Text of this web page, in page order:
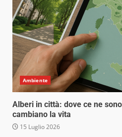
Ambiente
Alberi in città: dove ce ne
cambiano la vita
15 Luglio 2026